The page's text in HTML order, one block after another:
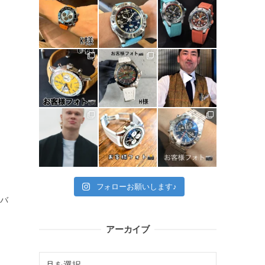
フォローお願いします♪
アーカイブ